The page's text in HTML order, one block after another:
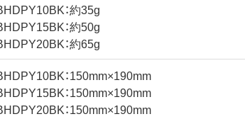
：約35g
：約50g
：約65g
：150mm×190mm
：150mm×190mm
：150mm×190mm